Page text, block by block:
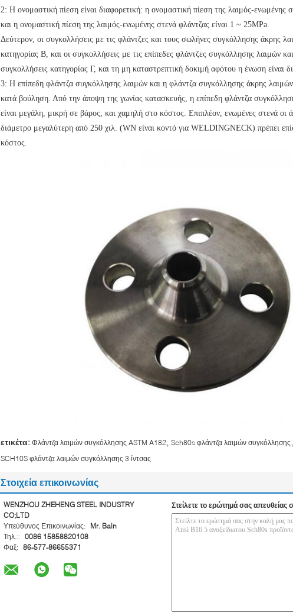
2: Η ονομαστική πίεση είναι διαφορετική: η ονομαστική πίεση της λαιμός-ενωμένης
και η ονομαστική πίεση της λαιμός-ενωμένης στενά φλάντζας είναι 1 ~ 25MPa.
Δεύτερον, οι συγκολλήσεις με τις φλάντζες και τους σωλήνες συγκόλλησης άκρης
κατηγορίας Β, και οι συγκολλήσεις με τις επίπεδες φλάντζες συγκόλλησης λαιμών
συγκολλήσεις κατηγορίας Γ, και τη μη καταστρεπτική δοκιμή αφότου η ένωση είναι
3: Η επίπεδη φλάντζα συγκόλλησης λαιμών και η φλάντζα συγκόλλησης άκρης
κατά βούληση. Από την άποψη της γωνίας κατασκευής, η επίπεδη φλάντζα
είναι μεγάλη, μικρή σε βάρος, και χαμηλή στο κόστος. Επιπλέον, ενωμένες στενά οι
διάμετρο μεγαλύτερη από 250 χιλ. (WN είναι κοντό για WELDINGNECK) πρέπει
κόστος.
ετικέτα: Φλάντζα λαιμών συγκόλλησης ASTM A182 Sch80s φλάντζα λαιμών συγκόλλησης
SCH10S φλάντζα λαιμών συγκόλλησης 3 ίντσας
Στοιχεία επικοινωνίας
WENZHOU ZHEHENG STEEL INDUSTRY
CO;LTD
Υπεύθυνος Επικοινωνίας:
Mr. Bain
Τηλ.:: 0086 15858820108
Φαξ: 86-577-86655371
Στείλετε το ερώτημά σας απευθείας